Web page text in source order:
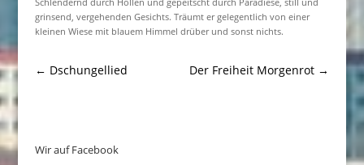
grinsend, vergehenden Gesichts. Träumt er gelegentlich von einer
kleinen Wiese mit blauem Himmel drüber und sonst nichts.
← Dschungellied Der Freiheit Morgenrot →
Wir auf Facebook